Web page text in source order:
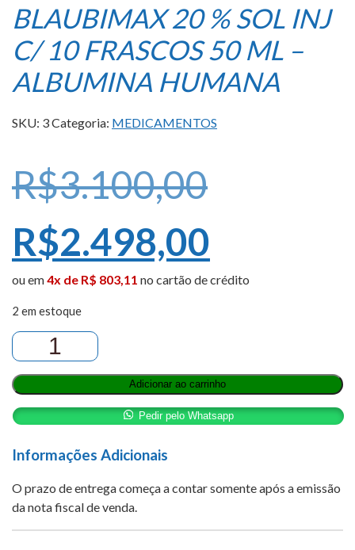
BLAUBIMAX 20 % SOL INJ
C/ 10 FRASCOS 50 ML –
ALBUMINA HUMANA
SKU: 3Categoria: MEDICAMENTOS
R$3.100,00O
preço
original
R$2.498,00
preço
é:
ou em4x de R$ 803,11 no cartão de crédito
2 em estoque
BLAUBIMAX
20
%
SOL
INJ
10
50
ML
-
Adicionar ao carrinho
Pedir pelo Whatsapp
Informações Adicionais
O prazo de entrega começa a contar somente após a emissão
da nota fiscal de venda.